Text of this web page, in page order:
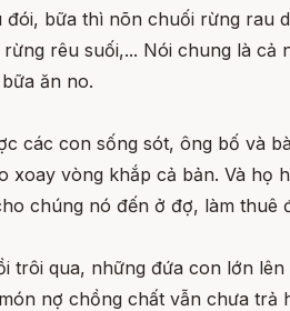
đói, bữa thì nõn chuối rừng rau
rêu suối,... Nói chung là cả
ăn no.
các con sống sót, ông bố và
xoay vòng khắp cả bản. Và họ
chúng nó đến ở đợ, làm thuê
trôi qua, những đứa con lớn
nợ chồng chất vẫn chưa trả